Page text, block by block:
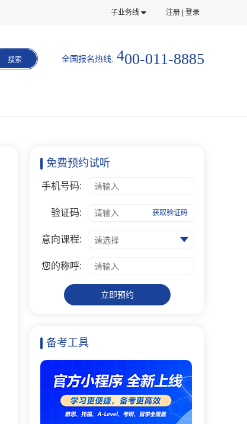
子业务线 注册 | 登录
搜索 全国报名热线: 400-01 1 8885
免费预约试听
手机号码:
验证码: 获取验证码
意向课程: 请选择
您的称呼:
立即预约
备考工具